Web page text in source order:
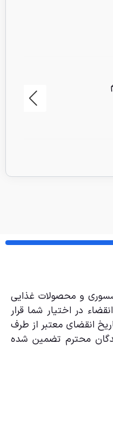
و محصولات غذایی
در اختیار شما قرار
انقضای معتبر از طرف
محترم تضمین شده